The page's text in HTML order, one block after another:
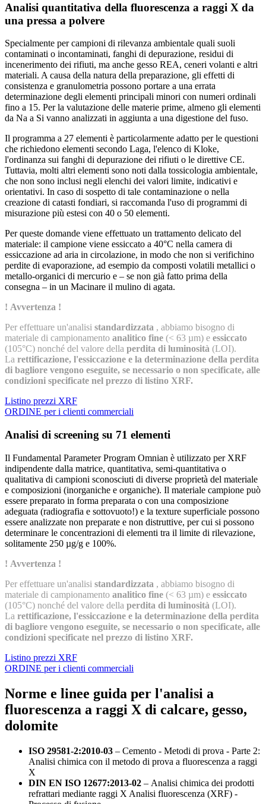
Analisi quantitativa della fluorescenza a raggi X da
una pressa a polvere
Specialmente per campioni di rilevanza ambientale quali suoli
contaminati o incontaminati, fanghi di depurazione, residui di
incenerimento dei rifiuti, ma anche gesso REA, ceneri volanti e altri
materiali. A causa della natura della preparazione, gli effetti di
consistenza e granulometria possono portare a una errata
determinazione degli elementi principali minori con numeri ordinali
fino a 15. Per la valutazione delle materie prime, almeno gli elementi
da Na a Si vanno analizzati in aggiunta a una digestione del fuso.
Il programma a 27 elementi è particolarmente adatto per le questioni
che richiedono elementi secondo Laga, l'elenco di Kloke,
l'ordinanza sui fanghi di depurazione dei rifiuti o le direttive CE.
Tuttavia, molti altri elementi sono noti dalla tossicologia ambientale,
che non sono inclusi negli elenchi dei valori limite, indicativi e
orientativi. In caso di sospetto di tale contaminazione o nella
creazione di catasti fondiari, si raccomanda l'uso di programmi di
misurazione più estesi con 40 o 50 elementi.
Per queste domande viene effettuato un trattamento delicato del
materiale: il campione viene essiccato a 40°C nella camera di
essiccazione ad aria in circolazione, in modo che non si verifichino
perdite di evaporazione, ad esempio da composti volatili metallici o
metallo-organici di mercurio e – se non già fatto prima della
consegna – in un Macinare il mulino di agata.
! Avvertenza !
Per effettuare un'analisi standardizzata , abbiamo bisogno di
materiale di campionamento analitico fine (< 63 µm) e essiccato
(105°C) nonché del valore della perdita di luminosità (LOI).
La rettificazione, l'essiccazione e la determinazione della perdita
di bagliore vengono eseguite, se necessario o non specificate, alle
condizioni specificate nel prezzo di listino XRF.
Listino prezzi XRF
ORDINE per i clienti commerciali
Analisi di screening su 71 elementi
Il Fundamental Parameter Program Omnian è utilizzato per XRF
indipendente dalla matrice, quantitativa, semi-quantitativa o
qualitativa di campioni sconosciuti di diverse proprietà del materiale
e composizioni (inorganiche e organiche). Il materiale campione può
essere preparato in forma preparata o con una composizione
adeguata (radiografia e sottovuoto!) e la texture superficiale possono
essere analizzate non preparate e non distruttive, per cui si possono
determinare le concentrazioni di elementi tra il limite di rilevazione,
solitamente 250 µg/g e 100%.
! Avvertenza !
Per effettuare un'analisi standardizzata , abbiamo bisogno di
materiale di campionamento analitico fine (< 63 µm) e essiccato
(105°C) nonché del valore della perdita di luminosità (LOI).
La rettificazione, l'essiccazione e la determinazione della perdita
di bagliore vengono eseguite, se necessario o non specificate, alle
condizioni specificate nel prezzo di listino XRF.
Listino prezzi XRF
ORDINE per i clienti commerciali
Norme e linee guida per l'analisi a
fluorescenza a raggi X di calcare, gesso,
dolomite
ISO 29581-2:2010-03 – Cemento - Metodi di prova - Parte 2:
Analisi chimica con il metodo di prova a fluorescenza a raggi
X
DIN EN ISO 12677:2013-02 – Analisi chimica dei prodotti
refrattari mediante raggi X Analisi fluorescenza (XRF) -